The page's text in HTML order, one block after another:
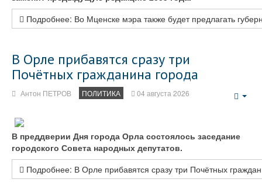
Подробнее: Во Мценске мэра также будет предлагать
В Орле прибавятся сразу три
Почётных гражданина города
Антон ПЕТРОВ ПОЛИТИКА 04 августа 2026
В преддверии Дня города Орла состоялось заседание
городского Совета народных депутатов.
Подробнее: В Орле прибавятся сразу три Почётных